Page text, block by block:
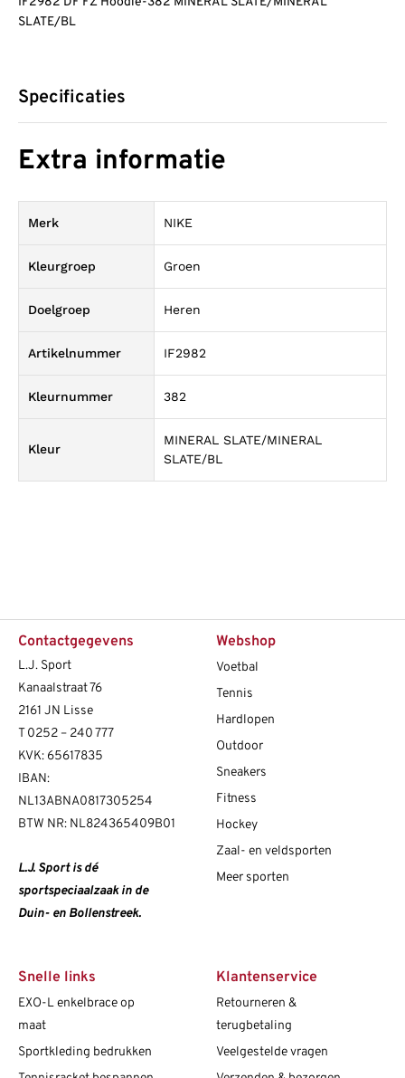
SLATE/BL
Specificaties
Extra informatie
Merk NIKE
Kleurgroep Groen
Doelgroep Heren
Artikelnummer IF2982
Kleurnummer 382
Kleur
MINERAL SLATE/MINERAL
SLATE/BL
Contactgegevens
L.J. Sport
Kanaalstraat 76
2161 JN Lisse
T 0252 – 240 777
KVK: 65617835
IBAN:
NL13ABNA0817305254
BTW NR: NL824365409B01
L.J. Sport is dé
sportspeciaalzaak in de
Duin- en Bollenstreek.
Webshop
Voetbal
Tennis
Hardlopen
Outdoor
Sneakers
Fitness
Hockey
Zaal- en veldsporten
Meer sporten
Snelle links
EXO-L enkelbrace op
maat
Sportkleding bedrukken
Klantenservice
Retourneren &
terugbetaling
Veelgestelde vragen